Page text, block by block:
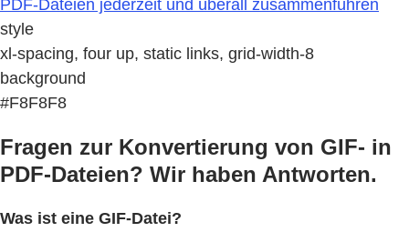
PDF-Dateien jederzeit und überall zusammenführen
style
xl-spacing, four up, static links, grid-width-8
background
#F8F8F8
Fragen zur Konvertierung von GIF- in
PDF-Dateien? Wir haben Antworten.
Was ist eine GIF-Datei?